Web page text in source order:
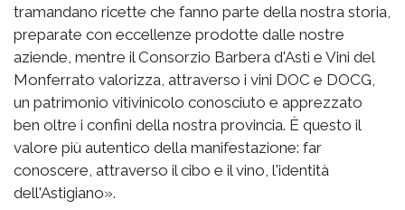
tramandano ricette che fanno parte della nostra storia,
preparate con eccellenze prodotte dalle nostre
aziende, mentre il Consorzio Barbera d'Asti e Vini del
Monferrato valorizza, attraverso i vini DOC e DOCG,
un patrimonio vitivinicolo conosciuto e apprezzato
ben oltre i confini della nostra provincia. È questo il
valore più autentico della manifestazione: far
conoscere, attraverso il cibo e il vino, l'identità
dell'Astigiano».